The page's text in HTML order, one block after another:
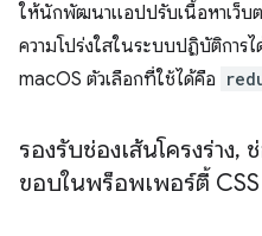
ให้นักพัฒนาแอปปรับเนื้อหาเว็บ
ความโปร่งใสในระบบปฏิบัติการไ
macOS ตัวเลือกที่ใช้ได้คือ
รองรับช่องเส้นโครงร่าง,
ขอบในพร็อพเพอร์ตี้